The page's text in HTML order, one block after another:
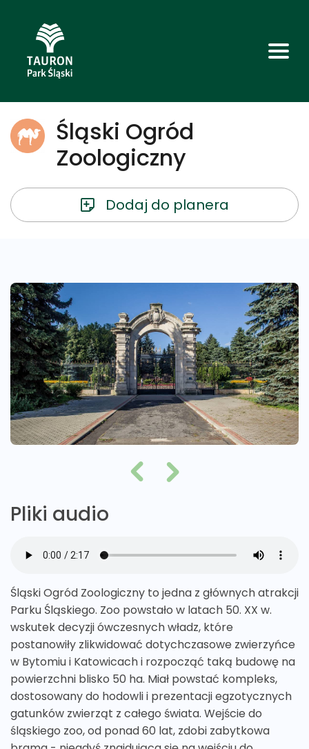
Śląski Ogród
Zoologiczny
Dodaj do planera
Pliki audio
Śląski Ogród Zoologiczny to jedna z głównych atrakcji
Parku Śląskiego. Zoo powstało w latach 50. XX w.
wskutek decyzji ówczesnych władz, które
postanowiły zlikwidować dotychczasowe zwierzyńce
w Bytomiu i Katowicach i rozpocząć taką budowę na
powierzchni blisko 50 ha. Miał powstać kompleks,
dostosowany do hodowli i prezentacji egzotycznych
gatunków zwierząt z całego świata. Wejście do
śląskiego zoo, od ponad 60 lat, zdobi zabytkowa